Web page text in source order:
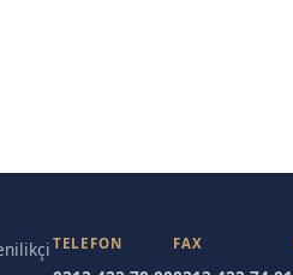
TELEFON FAX